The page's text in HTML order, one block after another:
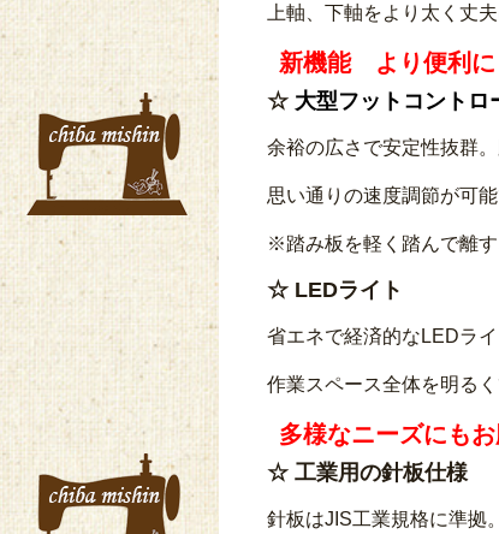
上軸、下軸をより太く丈
新機能 より便利に
☆ 大型フットコントロ
余裕の広さで安定性抜群
思い通りの速度調節が可能
※踏み板を軽く踏んで離す
☆ LEDライト
省エネで経済的なLEDライ
作業スペース全体を明るく
多様なニーズにもお
☆ 工業用の針板仕様
針板はJIS工業規格に準拠